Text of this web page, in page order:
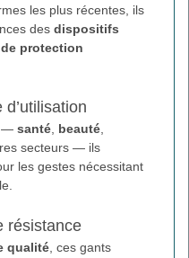
les plus récentes, ils
des dispositifs
protection
— santé, beauté,
secteurs — ils
les gestes nécessitant
résistance
qualité, ces gants